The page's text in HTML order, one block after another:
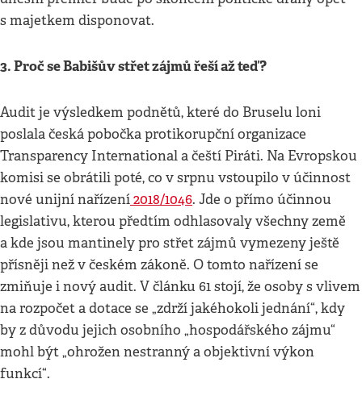
s majetkem disponovat.
3. Proč se Babišův střet zájmů řeší až teď?
Audit je výsledkem podnětů, které do Bruselu loni
poslala česká pobočka protikorupční organizace
Transparency International a čeští Piráti. Na Evropskou
komisi se obrátili poté, co v srpnu vstoupilo v účinnost
nové unijní nařízení2018/1046. Jde o přímo účinnou
legislativu, kterou předtím odhlasovaly všechny země
a kde jsou mantinely pro střet zájmů vymezeny ještě
přísněji než v českém zákoně. O tomto nařízení se
zmiňuje i nový audit. V článku 61 stojí, že osoby s vlivem
na rozpočet a dotace se „zdrží jakéhokoli jednání“, kdy
by z důvodu jejich osobního „hospodářského zájmu“
mohl být „ohrožen nestranný a objektivní výkon
funkcí“.